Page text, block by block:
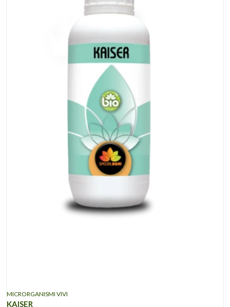
MICRORGANISMI VIVI
KAISER